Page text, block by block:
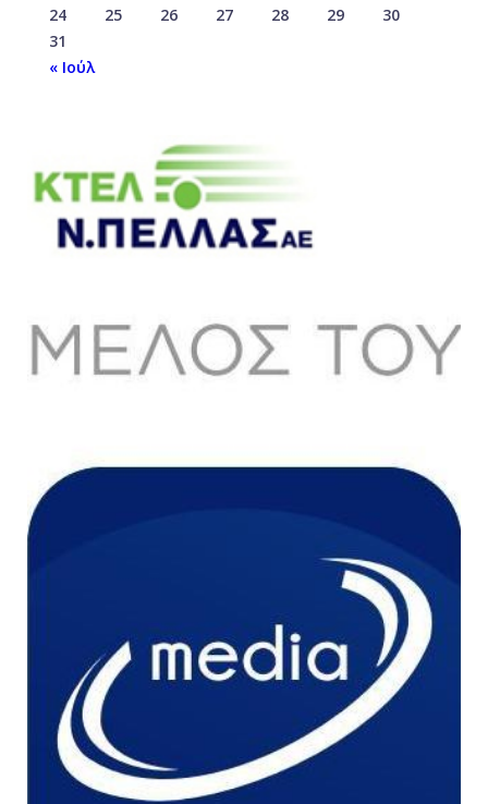
24
25 26 27 28 29
30
31
« Ιούλ